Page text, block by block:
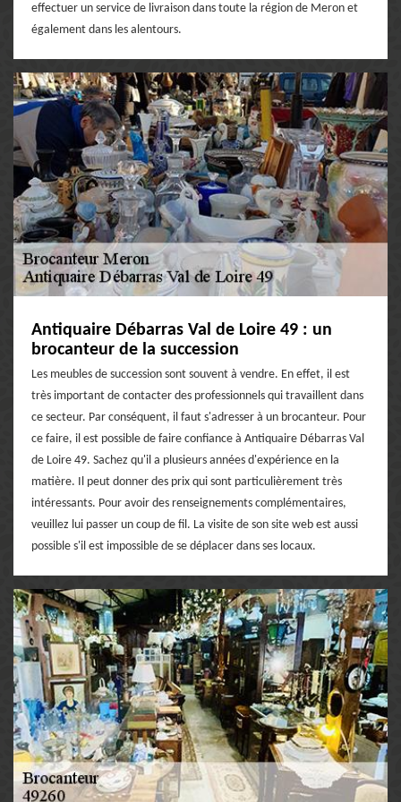
effectuer un service de livraison dans toute la région de Meron et
également dans les alentours.
Antiquaire Débarras Val de Loire 49 : un
brocanteur de la succession
Les meubles de succession sont souvent à vendre. En effet, il est
très important de contacter des professionnels qui travaillent dans
ce secteur. Par conséquent, il faut s'adresser à un brocanteur. Pour
ce faire, il est possible de faire confiance à Antiquaire Débarras Val
de Loire 49. Sachez qu'il a plusieurs années d'expérience en la
matière. Il peut donner des prix qui sont particulièrement très
intéressants. Pour avoir des renseignements complémentaires,
veuillez lui passer un coup de fil. La visite de son site web est aussi
possible s'il est impossible de se déplacer dans ses locaux.